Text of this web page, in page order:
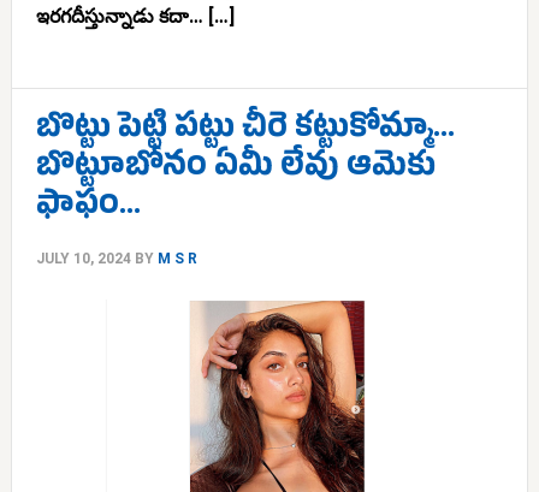
ఇరగదీస్తున్నాడు కదా… […]
బొట్టు పెట్టి పట్టు చీరె కట్టుకోమ్మా…
బొట్టూబోనం ఏమీ లేవు ఆమెకు
ఫాఫం…
JULY 10, 2024BY M S R